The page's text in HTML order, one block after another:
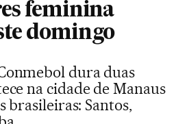
feminina
domingo
dura duas
na cidade de Manaus
brasileiras: Santos,